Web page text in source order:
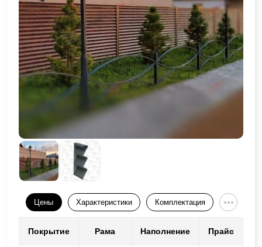
Цены Характеристики Комплектация
Покрытие Рама Наполнение Прайс